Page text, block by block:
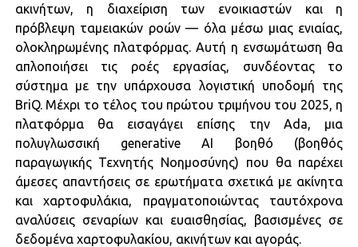
ακινήτων, η διαχείριση των ενοικιαστών και η
πρόβλεψη ταμειακών ροών — όλα μέσω μιας ενιαίας,
ολοκληρωμένης πλατφόρμας. Αυτή η ενσωμάτωση θα
απλοποιήσει τις ροές εργασίας, συνδέοντας το
σύστημα με την υπάρχουσα λογιστική υποδομή της
BriQ. Μέχρι το τέλος του πρώτου τριμήνου του 2025, η
πλατφόρμα θα εισαγάγει επίσης την Ada, μια
πολυγλωσσική generative AI βοηθό (βοηθός
παραγωγικής Τεχνητής Νοημοσύνης) που θα παρέχει
άμεσες απαντήσεις σε ερωτήματα σχετικά με ακίνητα
και χαρτοφυλάκια, πραγματοποιώντας ταυτόχρονα
αναλύσεις σεναρίων και ευαισθησίας, βασισμένες σε
δεδομένα χαρτοφυλακίου, ακινήτων και αγοράς.